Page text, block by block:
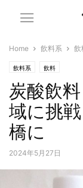
Home 飲料系 飲
飲料系 飲料
炭酸飲
域に挑
橋に
2024年5月27日